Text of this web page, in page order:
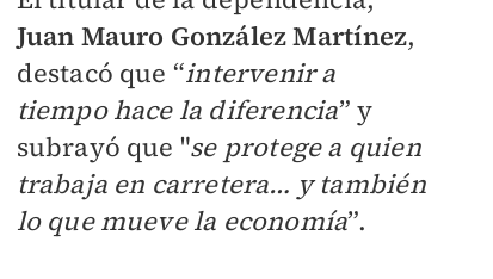
Juan Mauro González Martínez,
destacó que “intervenir a
tiempo hace la diferencia” y
subrayó que "se protege a quien
trabaja en carretera… y también
lo que mueve la economía”.